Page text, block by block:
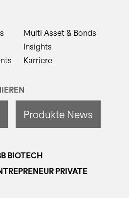
Multi Asset & Bonds
Insights
Karriere
Produkte News
BIOTECH
PRIVATE